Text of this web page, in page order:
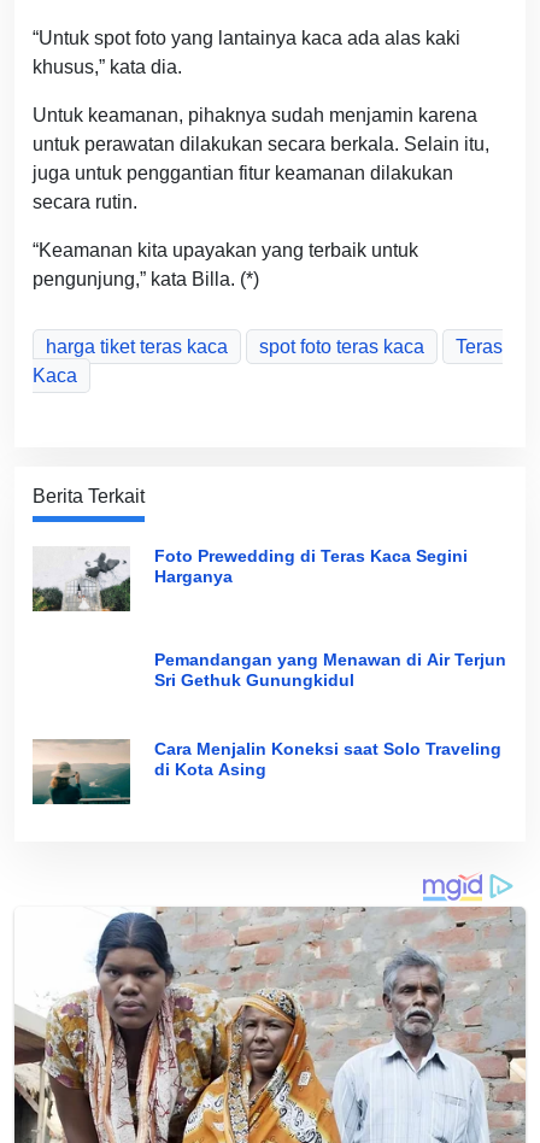
“Untuk spot foto yang lantainya kaca ada alas kaki
khusus,” kata dia.
Untuk keamanan, pihaknya sudah menjamin karena
untuk perawatan dilakukan secara berkala. Selain itu,
juga untuk penggantian fitur keamanan dilakukan
secara rutin.
“Keamanan kita upayakan yang terbaik untuk
pengunjung,” kata Billa. (*)
harga tiket teras kaca spot foto teras kaca
Teras
Kaca
Berita Terkait
Foto Prewedding di Teras Kaca Segini
Harganya
Pemandangan yang Menawan di Air Terjun
Sri Gethuk Gunungkidul
Cara Menjalin Koneksi saat Solo Traveling
di Kota Asing